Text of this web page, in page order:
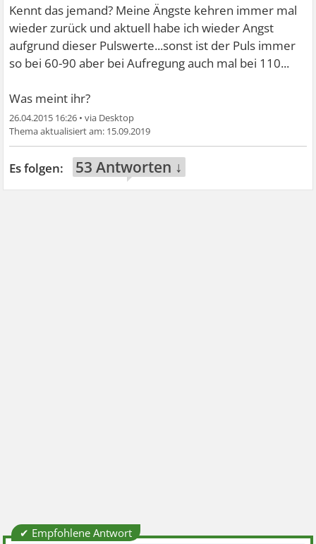
Kennt das jemand? Meine Ängste kehren immer mal
wieder zurück und aktuell habe ich wieder Angst
aufgrund dieser Pulswerte...sonst ist der Puls immer
so bei 60-90 aber bei Aufregung auch mal bei 110...
Was meint ihr?
26.04.2015 16:26 •
15.09.2019
53 Antworten ↓
✔ Empfohlene Antwort